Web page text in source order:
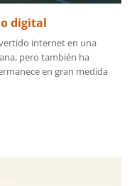
digital
internet en una
pero también ha
en gran medida